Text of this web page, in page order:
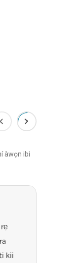
àwọn ibi
kii